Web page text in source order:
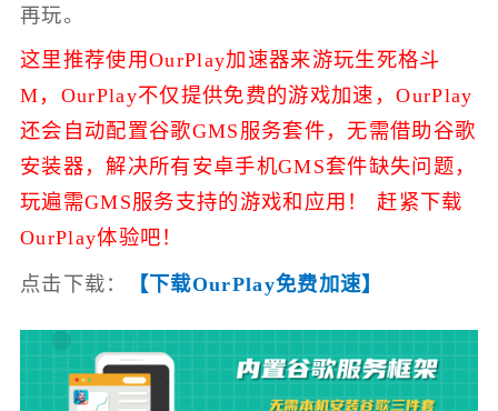
再玩。
这里推荐使用OurPlay加速器来游玩生死格斗
M， OurPlay不仅提供免费的游戏加速，OurPlay
还会自动配置谷歌GMS服务套件，无需借助谷歌
安装器，解决所有安卓手机GMS套件缺失问题，
玩遍需GMS服务支持的游戏和应用！ 赶紧下载
OurPlay体验吧！
点击下载： 【下载OurPlay免费加速】